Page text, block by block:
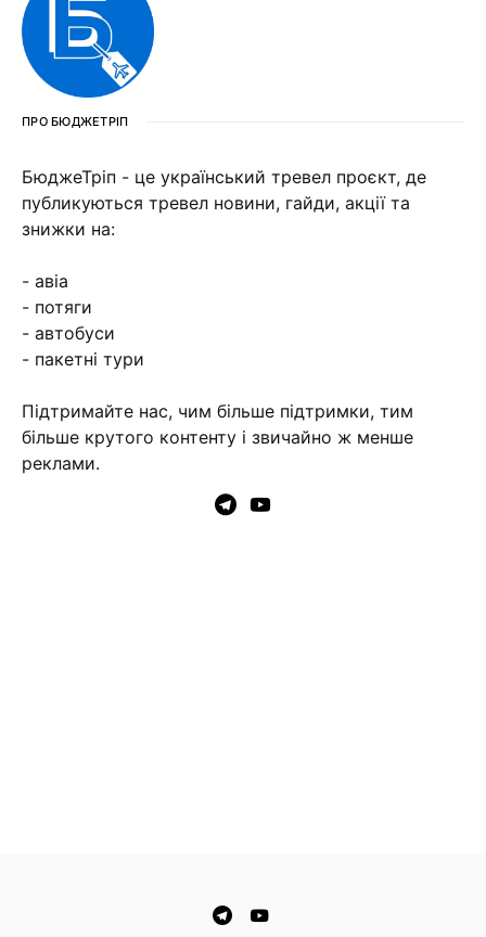
ПРО БЮДЖЕТРІП
БюджеТріп - це український тревел проєкт, де
публикуються тревел новини, гайди, акції та
знижки на:
- авіа
- потяги
- автобуси
- пакетні тури
Підтримайте нас, чим більше підтримки, тим
більше крутого контенту і звичайно ж менше
реклами.